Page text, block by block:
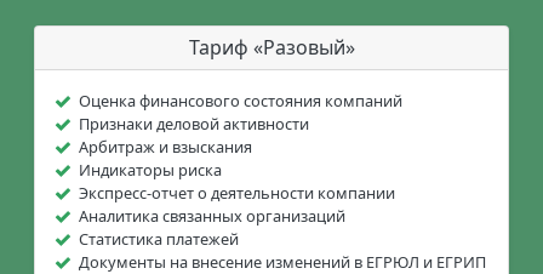
Тариф «Разовый»
Оценка финансового состояния компаний
Признаки деловой активности
Арбитраж и взыскания
Индикаторы риска
Экспресс-отчет о деятельности компании
Аналитика связанных организаций
Статистика платежей
Документы на внесение изменений в ЕГРЮЛ и ЕГРИП